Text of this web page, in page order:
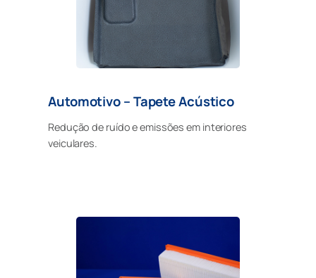
Automotivo – Tapete Acústico
Redução de ruído e emissões em interiores
veiculares.